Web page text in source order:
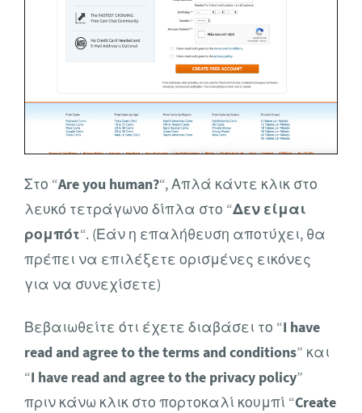
Στο “Are you human?“, Απλά κάντε κλικ στο
λευκό τετράγωνο δίπλα στο “Δεν είμαι
ρομπότ“. (Εάν η επαλήθευση αποτύχει, θα
πρέπει να επιλέξετε ορισμένες εικόνες
για να συνεχίσετε)
Βεβαιωθείτε ότι έχετε διαβάσει το “I have
read and agree to the terms and conditions” και
“I have read and agree to the privacy policy”
πριν κάνω κλικ στο πορτοκαλί κουμπί “Create